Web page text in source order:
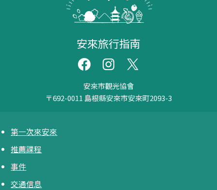
安來旅行指南
安來市觀光協會
〒692-0011 島根縣安來市安來町2093-3
第一次來安來
推薦課程
事件
交通信息